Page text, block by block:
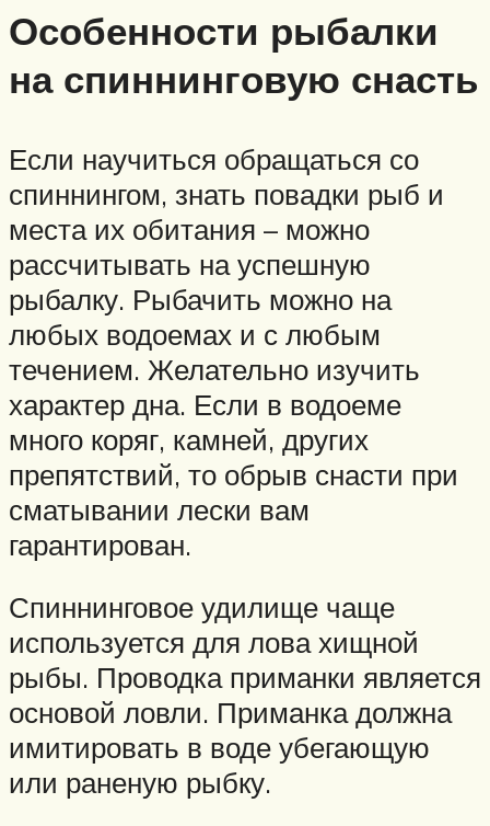
Особенности рыбалки
на спиннинговую снасть
Если научиться обращаться со
спиннингом, знать повадки рыб и
места их обитания – можно
рассчитывать на успешную
рыбалку. Рыбачить можно на
любых водоемах и с любым
течением. Желательно изучить
характер дна. Если в водоеме
много коряг, камней, других
препятствий, то обрыв снасти при
сматывании лески вам
гарантирован.
Спиннинговое удилище чаще
используется для лова хищной
рыбы. Проводка приманки является
основой ловли. Приманка должна
имитировать в воде убегающую
или раненую рыбку.